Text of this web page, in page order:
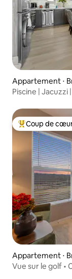
Appartement ⋅
Piscine | Jacuzzi
Coups de cœur
Coup de
Appartement ⋅
Vue sur le golf •